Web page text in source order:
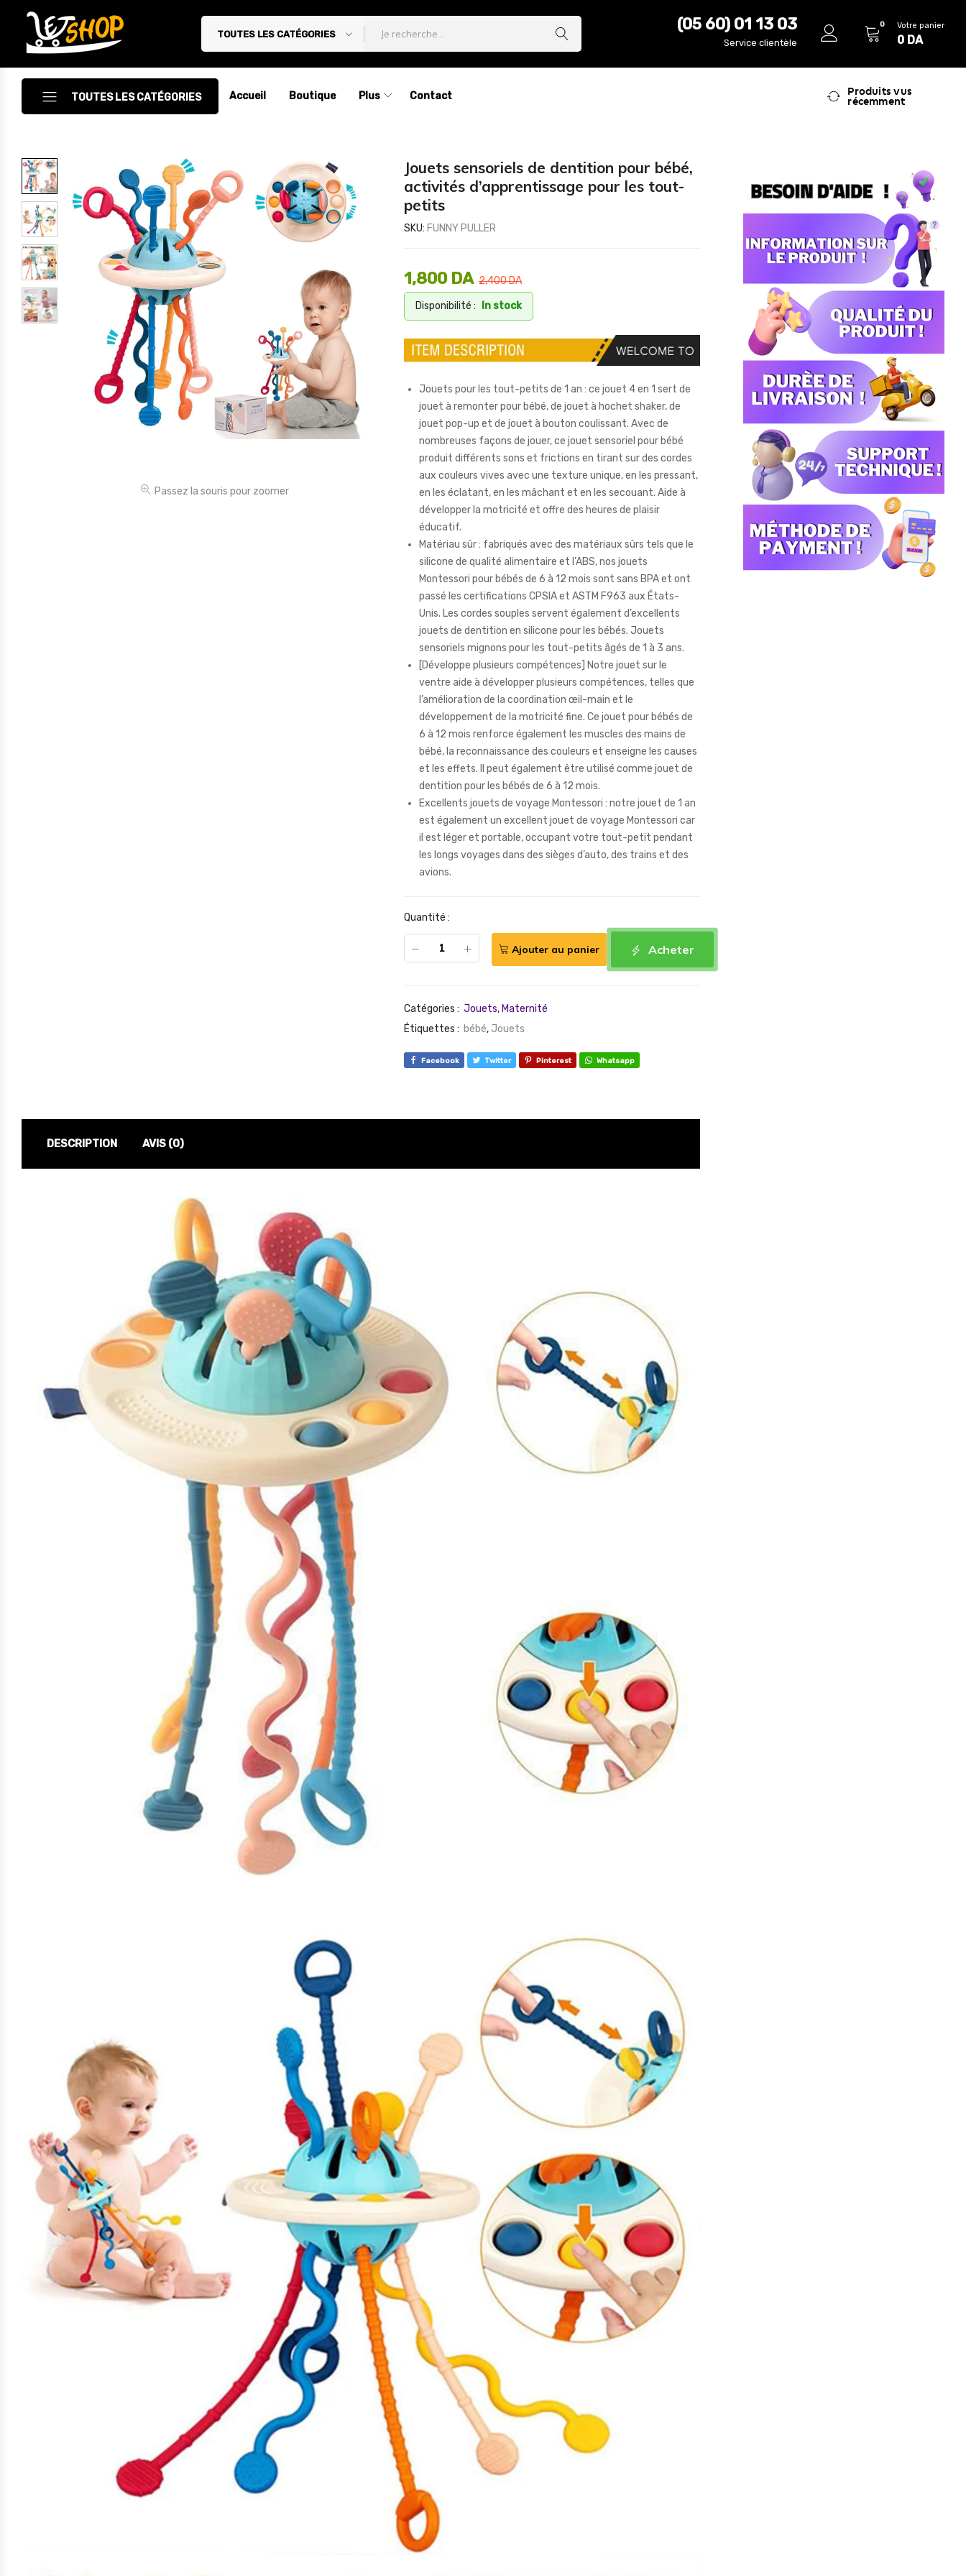
Letshop.dz
TOUTES LES CATÉGORIES
(05 60) 01 13 03
Service clientèle
0 Votre panier
0 DA
TOUTES LES CATÉGORIES
Accessoires
Accessoires Auto/Moto
Accessoires PC
Camping & Randonnée
Cuisine
Décoration
Electroménager
Électronique
Accueil Boutique Plus Contact
Produits vus
récemment
Passez la souris pour zoomer
Jouets sensoriels de dentition pour bébé,
activités d’apprentissage pour les tout-
petits
SKU: FUNNY PULLER
2,400DA
1,800 DA
Disponibilité : In stock
Jouets pour les tout-petits de 1 an : ce jouet 4 en 1 sert de
jouet à remonter pour bébé, de jouet à hochet shaker, de
jouet pop-up et de jouet à bouton coulissant. Avec de
nombreuses façons de jouer, ce jouet sensoriel pour bébé
produit différents sons et frictions en tirant sur des cordes
aux couleurs vives avec une texture unique, en les pressant,
en les éclatant, en les mâchant et en les secouant. Aide à
développer la motricité et offre des heures de plaisir
éducatif.
Matériau sûr : fabriqués avec des matériaux sûrs tels que le
silicone de qualité alimentaire et l’ABS, nos jouets
Montessori pour bébés de 6 à 12 mois sont sans BPA et ont
passé les certifications CPSIA et ASTM F963 aux États-
Unis. Les cordes souples servent également d’excellents
jouets de dentition en silicone pour les bébés. Jouets
sensoriels mignons pour les tout-petits âgés de 1 à 3 ans.
[Développe plusieurs compétences] Notre jouet sur le
ventre aide à développer plusieurs compétences, telles que
l’amélioration de la coordination œil-main et le
développement de la motricité fine. Ce jouet pour bébés de
6 à 12 mois renforce également les muscles des mains de
bébé, la reconnaissance des couleurs et enseigne les causes
et les effets. Il peut également être utilisé comme jouet de
dentition pour les bébés de 6 à 12 mois.
Excellents jouets de voyage Montessori : notre jouet de 1 an
est également un excellent jouet de voyage Montessori car
il est léger et portable, occupant votre tout-petit pendant
les longs voyages dans des sièges d’auto, des trains et des
avions.
Quantité :
Acheter
Ajouter au panier
Catégories : Jouets, Maternité
Étiquettes : bébé, Jouets
Facebook Twitter Pinterest Whatsapp
DESCRIPTION AVIS (0)